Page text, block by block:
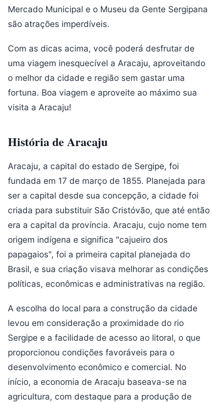
Mercado Municipal e o Museu da Gente Sergipana
são atrações imperdíveis.
Com as dicas acima, você poderá desfrutar de
uma viagem inesquecível a Aracaju, aproveitando
o melhor da cidade e região sem gastar uma
fortuna. Boa viagem e aproveite ao máximo sua
visita a Aracaju!
História de Aracaju
Aracaju, a capital do estado de Sergipe, foi
fundada em 17 de março de 1855. Planejada para
ser a capital desde sua concepção, a cidade foi
criada para substituir São Cristóvão, que até então
era a capital da província. Aracaju, cujo nome tem
origem indígena e significa "cajueiro dos
papagaios", foi a primeira capital planejada do
Brasil, e sua criação visava melhorar as condições
políticas, econômicas e administrativas na região.
A escolha do local para a construção da cidade
levou em consideração a proximidade do rio
Sergipe e a facilidade de acesso ao litoral, o que
proporcionou condições favoráveis para o
desenvolvimento econômico e comercial. No
início, a economia de Aracaju baseava-se na
agricultura, com destaque para a produção de